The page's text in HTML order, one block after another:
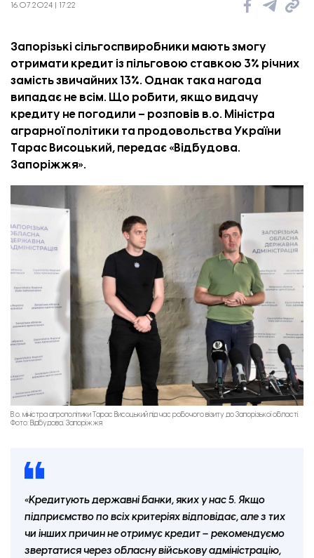
Про нас
16.07.2024 | 17:22
Запорізькі сільгоспвиробники мають змогу
отримати кредит із пільговою ставкою 3% річних
замість звичайних 13%. Однак така нагода
випадає не всім. Що робити, якщо видачу
кредиту не погодили – розповів в.о. Міністра
аграрної політики та продовольства України
Тарас Висоцький, передає «Відбудова.
Запоріжжя».
В.о. міністра агрополітики Тарас Висоцький під час робочого візиту до Запорізької області.
Фото: Відбудова. Запоріжжя
«Кредитують державні банки, яких у нас 5. Якщо
підприємство по всіх критеріях відповідає, але з тих
чи інших причин не отримує кредит – рекомендуємо
звертатися через обласну військову адміністрацію,